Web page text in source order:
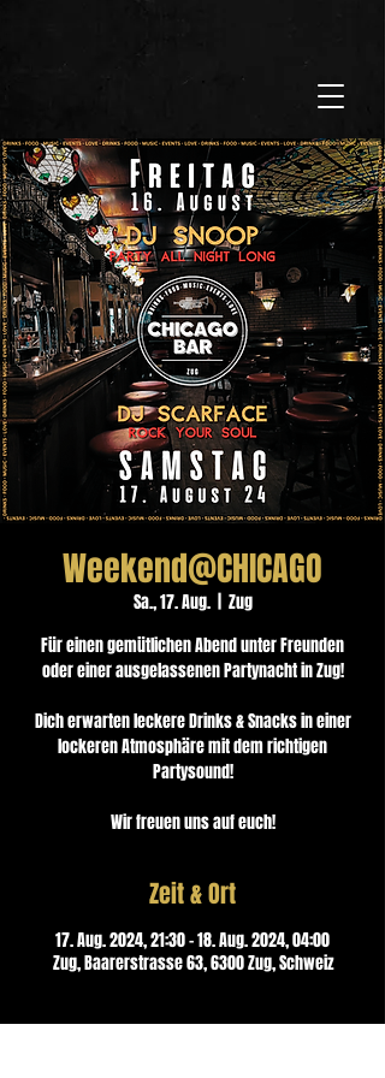
Weekend@CHICAGO
Sa., 17. Aug.
  |
Zug
Für einen gemütlichen Abend unter Freunden
oder einer ausgelassenen Partynacht in Zug!
Dich erwarten leckere Drinks & Snacks in einer
lockeren Atmosphäre mit dem richtigen
Partysound!
Wir freuen uns auf euch!
Zeit & Ort
17. Aug. 2024, 21:30 – 18. Aug. 2024, 04:00
Zug, Baarerstrasse 63, 6300 Zug, Schweiz